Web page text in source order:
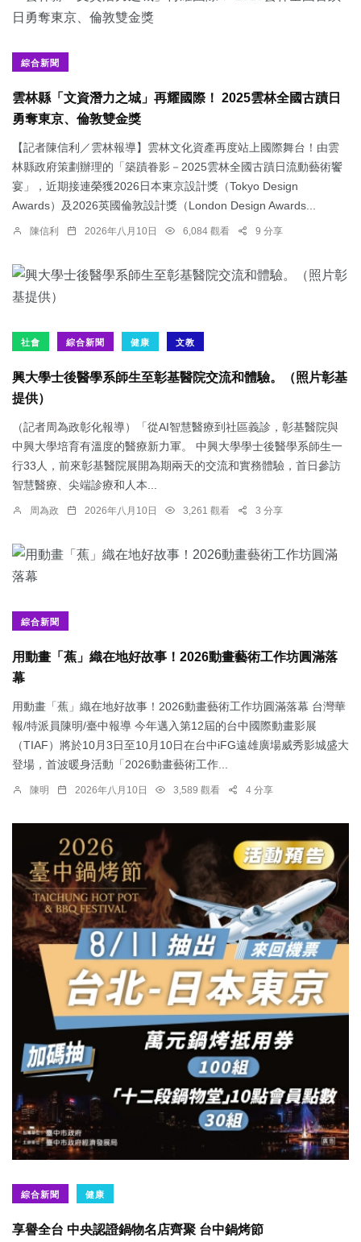
綜合新聞
雲林縣「文資潛力之城」再耀國際！ 2025雲林全國古蹟日
勇奪東京、倫敦雙金獎
【記者陳信利／雲林報導】雲林文化資產再度站上國際舞台！由雲
林縣政府策劃辦理的「築蹟眷影－2025雲林全國古蹟日流動藝術饗
宴」，近期接連榮獲2026日本東京設計獎（Tokyo Design
Awards）及2026英國倫敦設計獎（London Design Awards...
陳信利 2026年八月10日 6,084 觀看 9 分享
社會 綜合新聞 健康 文教
興大學士後醫學系師生至彰基醫院交流和體驗。（照片彰基
提供）
（記者周為政彰化報導）「從AI智慧醫療到社區義診，彰基醫院與
中興大學培育有溫度的醫療新力軍。 中興大學學士後醫學系師生一
行33人，前來彰基醫院展開為期兩天的交流和實務體驗，首日參訪
智慧醫療、尖端診療和人本...
周為政 2026年八月10日 3,261 觀看 3 分享
綜合新聞
用動畫「蕉」織在地好故事！2026動畫藝術工作坊圓滿落
幕
用動畫「蕉」織在地好故事！2026動畫藝術工作坊圓滿落幕 台灣華
報/特派員陳明/臺中報導 今年邁入第12屆的台中國際動畫影展
（TIAF）將於10月3日至10月10日在台中iFG遠雄廣場威秀影城盛大
登場，首波暖身活動「2026動畫藝術工作...
陳明 2026年八月10日 3,589 觀看 4 分享
綜合新聞 健康
享譽全台 中央認證鍋物名店齊聚 台中鍋烤節